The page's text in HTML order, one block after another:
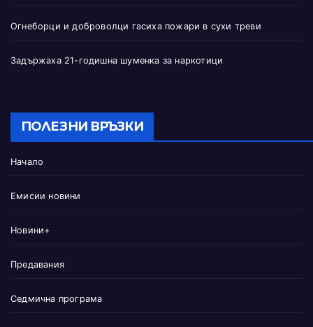
Огнеборци и доброволци гасиха пожари в сухи треви
Задържаха 21-годишна шуменка за наркотици
ПОЛЕЗНИ ВРЪЗКИ
Начало
Емисии новини
Новини+
Предавания
Седмична програма